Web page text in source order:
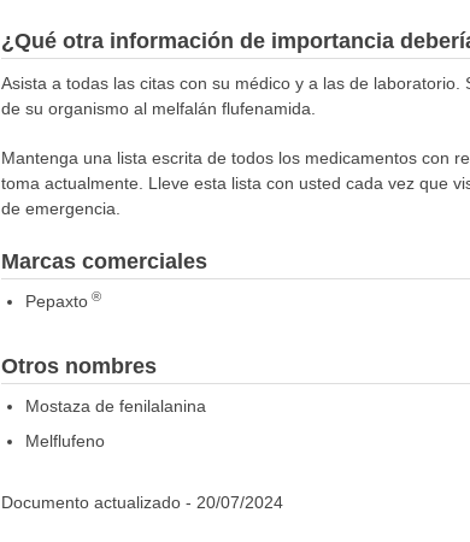
¿Qué otra información de importancia
Asista a todas las citas con su médico y a las de
de su organismo al melfalán flufenamida.
Mantenga una lista escrita de todos los medicamentos con
toma actualmente. Lleve esta lista con usted cada vez que
de emergencia.
Marcas comerciales
Pepaxto ®
Otros nombres
Mostaza de fenilalanina
Melflufeno
Documento actualizado - 20/07/2024